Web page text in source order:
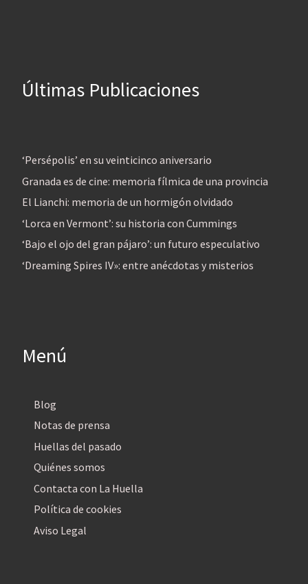
Últimas Publicaciones
‘Persépolis’ en su veinticinco aniversario
Granada es de cine: memoria fílmica de una provincia
El Lianchi: memoria de un hormigón olvidado
‘Lorca en Vermont’: su historia con Cummings
‘Bajo el ojo del gran pájaro’: un futuro especulativo
‘Dreaming Spires IV»: entre anécdotas y misterios
Menú
Blog
Notas de prensa
Huellas del pasado
Quiénes somos
Contacta con La Huella
Política de cookies
Aviso Legal